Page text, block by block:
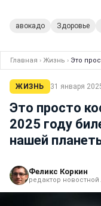
авокадо Здоровье
Главная › Жизнь › Это
ЖИЗНЬ 31 января
Это просто
2025 году
нашей
Феликс Коркин
редактор новостной